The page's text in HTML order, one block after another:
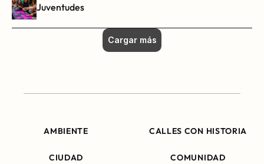
Juventudes
Cargar más
AMBIENTE CALLES CON HISTORIA
CIUDAD COMUNIDAD